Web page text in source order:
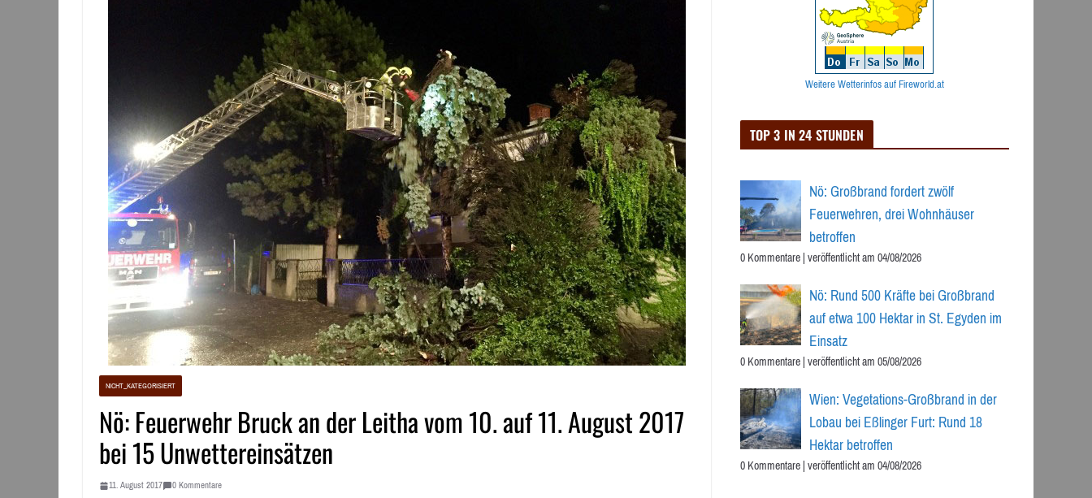
NICHT_KATEGORISIERT
Nö: Feuerwehr Bruck an der Leitha vom 10. auf 11. August 2017
bei 15 Unwettereinsätzen
11. August 2017 0 Kommentare
Weitere Wetterinfos auf Fireworld.at
TOP 3 IN 24 STUNDEN
Nö: Großbrand fordert zwölf
Feuerwehren, drei Wohnhäuser
betroffen
0 Kommentare|veröffentlicht am 04/08/2026
Nö: Rund 500 Kräfte bei Großbrand
auf etwa 100 Hektar in St. Egyden im
Einsatz
0 Kommentare|veröffentlicht am 05/08/2026
Wien: Vegetations-Großbrand in der
Lobau bei Eßlinger Furt: Rund 18
Hektar betroffen
0 Kommentare|veröffentlicht am 04/08/2026